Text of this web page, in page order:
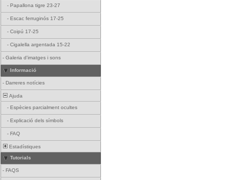
- Papallona tigre 23-27
- Escac ferruginós 17-25
- Coipú 17-25
- Cigalella argentada 15-22
- Galeria d'imatges i sons
Informació
- Darreres notícies
Ajuda
- Espècies parcialment ocultes
- Explicació dels símbols
- FAQ
Estadístiques
Tutorials
- FAQS